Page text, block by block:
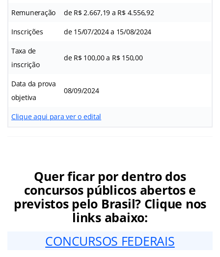
Remuneração de R$ 2.667,19 a R$ 4.556,92
Inscrições de 15/07/2024 a 15/08/2024
Taxa de
inscrição
de R$ 100,00 a R$ 150,00
Data da prova
objetiva
08/09/2024
Clique aqui para ver o edital
Quer ficar por dentro dos
concursos públicos abertos e
previstos pelo Brasil? Clique nos
links abaixo:
CONCURSOS FEDERAIS